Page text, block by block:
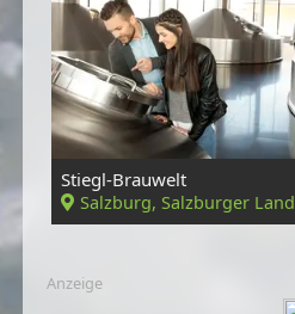
Stiegl-Brauwelt
Salzburg, Salzburger Land
Anzeige